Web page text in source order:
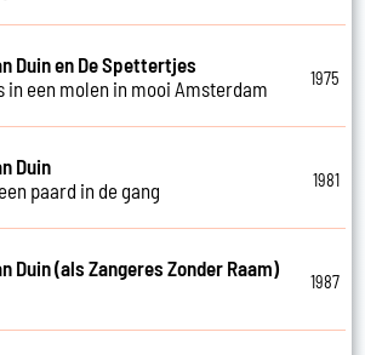
Duin en De Spettertjes
in een molen in mooi Amsterdam
1975
Duin
paard in de gang
1981
Duin (als Zangeres Zonder Raam)
1987